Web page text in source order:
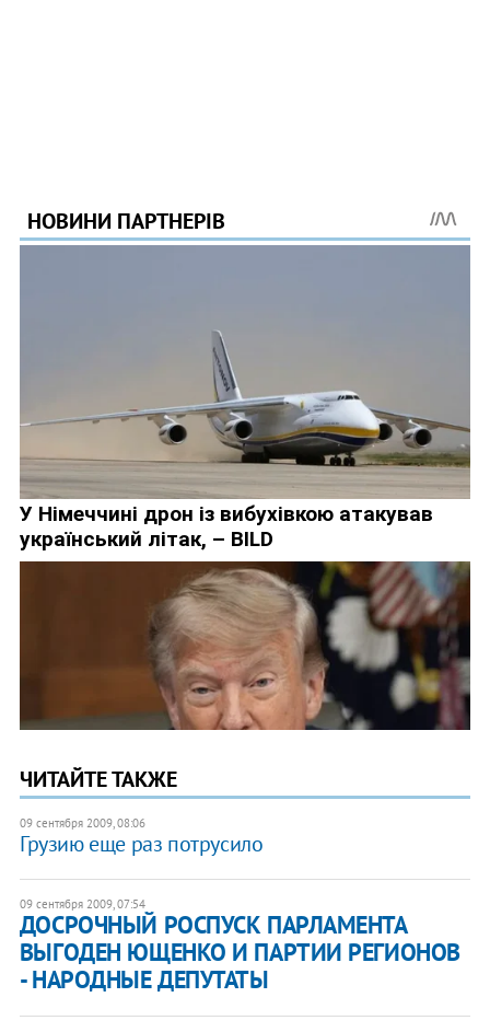
ЧИТАЙТЕ ТАКЖЕ
09 сентября 2009, 08:06
Грузию еще раз потрусило
09 сентября 2009, 07:54
ДОСРОЧНЫЙ РОСПУСК ПАРЛАМЕНТА
ВЫГОДЕН ЮЩЕНКО И ПАРТИИ РЕГИОНОВ
- НАРОДНЫЕ ДЕПУТАТЫ